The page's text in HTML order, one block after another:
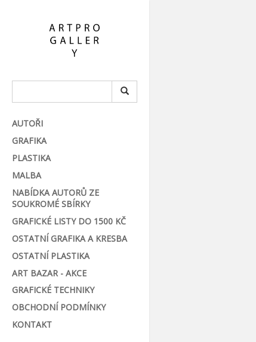
AUTOŘI
GRAFIKA
PLASTIKA
MALBA
NABÍDKA AUTORŮ ZE
SOUKROMÉ SBÍRKY
GRAFICKÉ LISTY DO 1500 KČ
OSTATNÍ GRAFIKA A KRESBA
OSTATNÍ PLASTIKA
ART BAZAR - AKCE
GRAFICKÉ TECHNIKY
OBCHODNÍ PODMÍNKY
KONTAKT